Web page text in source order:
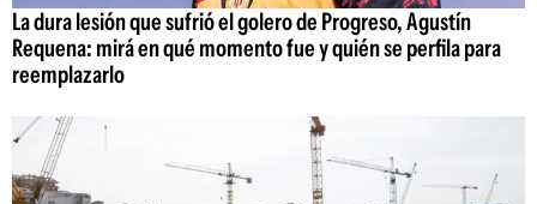
La dura lesión que sufrió el golero de Progreso, Agustín
Requena: mirá en qué momento fue y quién se perfila para
reemplazarlo